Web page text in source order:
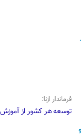
فرماندار ازنا:
توسعه هر کشور از